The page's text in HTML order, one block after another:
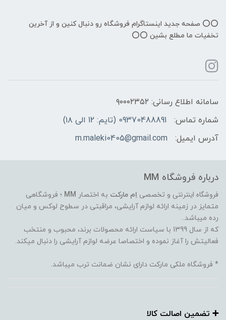
⭕️⭕️ صفحه جدید اینستاگرام فروشگاه رو دنبال کنین و از آخرین
تخفیات ما مطلع بشین ⭕️⭕️
سامانه اطلاع رسانی: ۹۰۰۰۲۳۵۲
شماره تماس:
09370488891 (تایم: 12 الی ۱۸)
آدرس ایمیل:
m.maleki0405@gmail.com
درباره فروشگاه MM
فروشگاه اینترنتی و تخصصی اِم مارکت به اختصار MM ؛ فروشگاهی
متمایز در زمینه ارائه لوازم آرایشی، مراقبتی در سطوح لوکس و میان
رده میباشد..
که از سال 1399 با سیاست ارائه محصولات برند، محبوب و منتخب
فعالیتش را آغاز نموده و اختصاصا عرضه لوازم آرایشی را دنبال میکند.
* فروشگاه ملکی مارکت دارای نشان ضمانت ترب میباشد.
➕️ تضمین اصالت کالا